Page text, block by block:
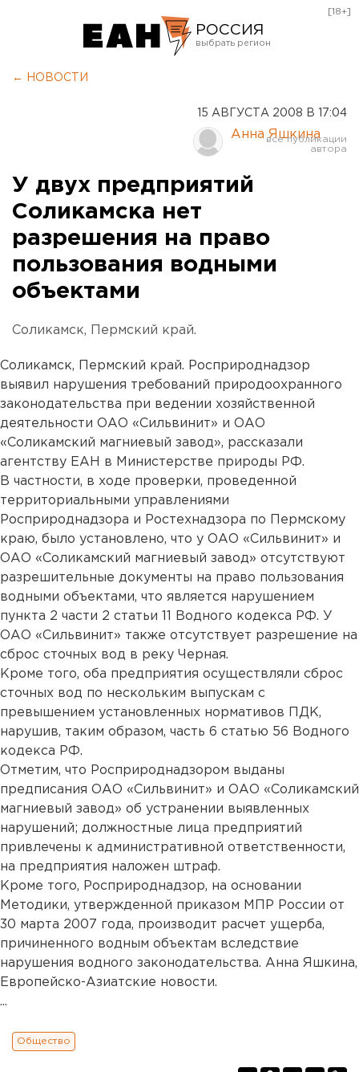
РОССИЯ
Курган
Оренбург
[18+]
← НОВОСТИ
15 АВГУСТА 2008 В 17:04
Анна Яшкина
У двух предприятий
Соликамска нет
разрешения на право
пользования водными
объектами
Соликамск, Пермский край.
Соликамск, Пермский край. Росприроднадзор
выявил нарушения требований природоохранного
законодательства при ведении хозяйственной
деятельности ОАО «Сильвинит» и ОАО
«Соликамский магниевый завод», рассказали
агентству ЕАН в Министерстве природы РФ.
В частности, в ходе проверки, проведенной
территориальными управлениями
Росприроднадзора и Ростехнадзора по Пермскому
краю, было установлено, что у ОАО «Сильвинит» и
ОАО «Соликамский магниевый завод» отсутствуют
разрешительные документы на право пользования
водными объектами, что является нарушением
пункта 2 части 2 статьи 11 Водного кодекса РФ. У
ОАО «Сильвинит» также отсутствует разрешение на
сброс сточных вод в реку Черная.
Кроме того, оба предприятия осуществляли сброс
сточных вод по нескольким выпускам с
превышением установленных нормативов ПДК,
нарушив, таким образом, часть 6 статью 56 Водного
кодекса РФ.
Отметим, что Росприроднадзором выданы
предписания ОАО «Сильвинит» и ОАО «Соликамский
магниевый завод» об устранении выявленных
нарушений; должностные лица предприятий
привлечены к административной ответственности,
на предприятия наложен штраф.
Кроме того, Росприроднадзор, на основании
Методики, утвержденной приказом МПР России от
30 марта 2007 года, производит расчет ущерба,
причиненного водным объектам вследствие
нарушения водного законодательства. Анна Яшкина,
Европейско-Азиатские новости.
...
Общество